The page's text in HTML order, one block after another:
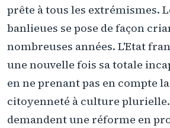
prête à tous les extrémismes.
banlieues se pose de façon
nombreuses années. L'Etat
une nouvelle fois sa totale
en ne prenant pas en compte
citoyenneté à culture
demandent une réforme en